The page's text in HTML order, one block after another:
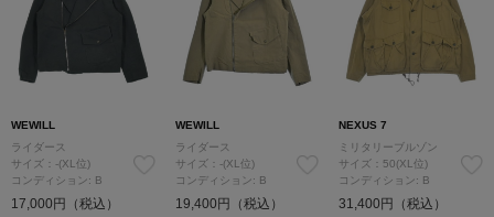
WEWILL
ライダース
サイズ：-(XL位)
コンディション: B
17,000円（税込）
WEWILL
ライダース
サイズ：-(XL位)
コンディション: B
19,400円（税込）
NEXUS 7
ミリタリーブルゾン
サイズ：50(XL位)
コンディション: B
31,400円（税込）